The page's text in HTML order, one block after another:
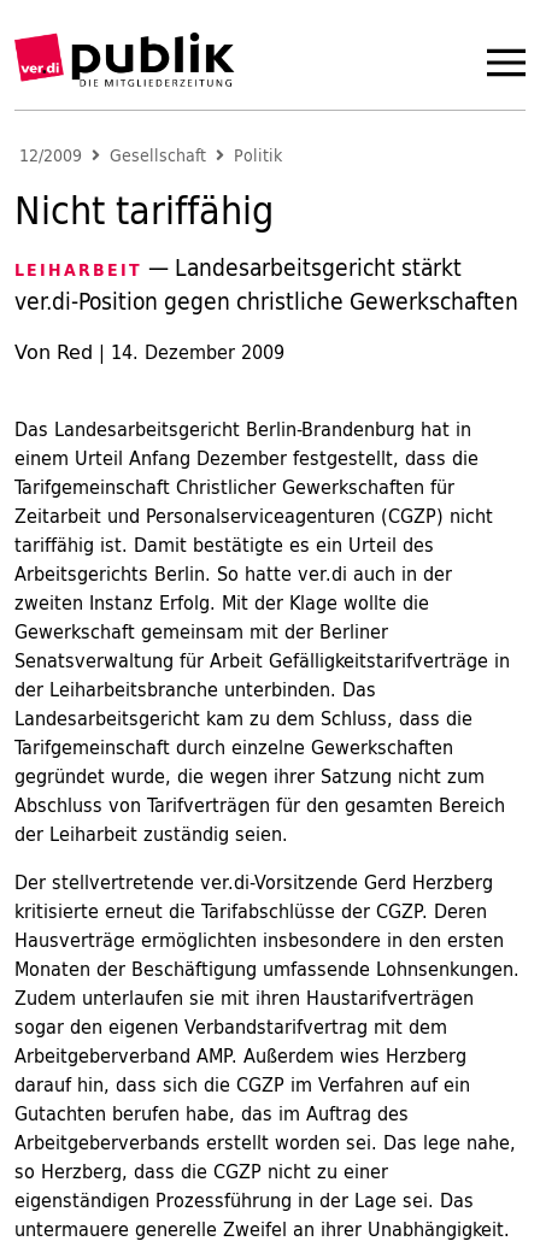
12/2009 Gesellschaft Politik
Nicht tariffähig
LEIHARBEIT — Landesarbeitsgericht stärkt
ver.di-Position gegen christliche Gewerkschaften
Von Red | 14. Dezember 2009
Das Landesarbeitsgericht Berlin-Brandenburg hat in
einem Urteil Anfang Dezember festgestellt, dass die
Tarifgemeinschaft Christlicher Gewerkschaften für
Zeitarbeit und Personalserviceagenturen (CGZP) nicht
tariffähig ist. Damit bestätigte es ein Urteil des
Arbeitsgerichts Berlin. So hatte ver.di auch in der
zweiten Instanz Erfolg. Mit der Klage wollte die
Gewerkschaft gemeinsam mit der Berliner
Senatsverwaltung für Arbeit Gefälligkeitstarifverträge in
der Leiharbeitsbranche unterbinden. Das
Landesarbeitsgericht kam zu dem Schluss, dass die
Tarifgemeinschaft durch einzelne Gewerkschaften
gegründet wurde, die wegen ihrer Satzung nicht zum
Abschluss von Tarifverträgen für den gesamten Bereich
der Leiharbeit zuständig seien.
Der stellvertretende ver.di-Vorsitzende Gerd Herzberg
kritisierte erneut die Tarifabschlüsse der CGZP. Deren
Hausverträge ermöglichten insbesondere in den ersten
Monaten der Beschäftigung umfassende Lohnsenkungen.
Zudem unterlaufen sie mit ihren Haustarifverträgen
sogar den eigenen Verbandstarifvertrag mit dem
Arbeitgeberverband AMP. Außerdem wies Herzberg
darauf hin, dass sich die CGZP im Verfahren auf ein
Gutachten berufen habe, das im Auftrag des
Arbeitgeberverbands erstellt worden sei. Das lege nahe,
so Herzberg, dass die CGZP nicht zu einer
eigenständigen Prozessführung in der Lage sei. Das
untermauere generelle Zweifel an ihrer Unabhängigkeit.